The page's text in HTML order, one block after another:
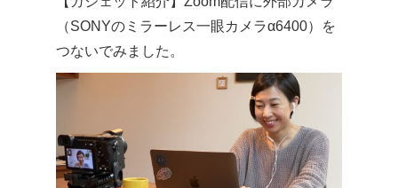
（SONYのミラーレス一眼カメラα6400）を
つないでみました。